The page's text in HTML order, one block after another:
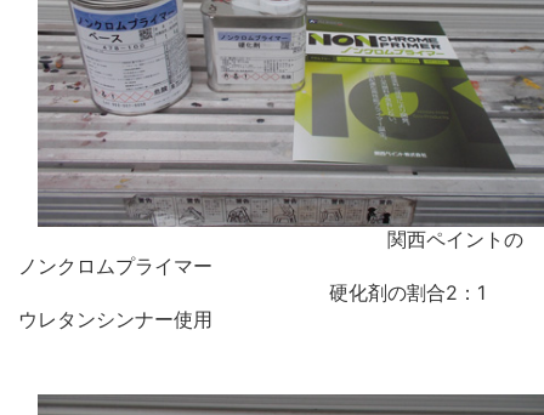
関西ペイントの
ノンクロムプライマー
硬化剤の割合2：1
ウレタンシンナー使用